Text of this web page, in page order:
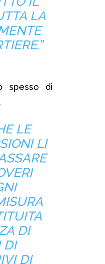
LA
spesso di
LE
LI
DI
DI
DI